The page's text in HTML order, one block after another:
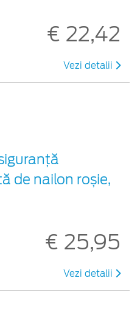
€ 22,42
Vezi detalii
de nailon roșie,
€ 25,95
Vezi detalii